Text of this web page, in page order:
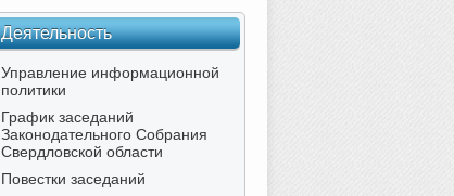
Деятельность
Управление информационной
политики
График заседаний
Законодательного Собрания
Свердловской области
Повестки заседаний